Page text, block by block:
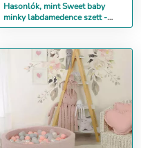
Hasonlók, mint Sweet baby
minky labdamedence szett -
bézs 30 cm